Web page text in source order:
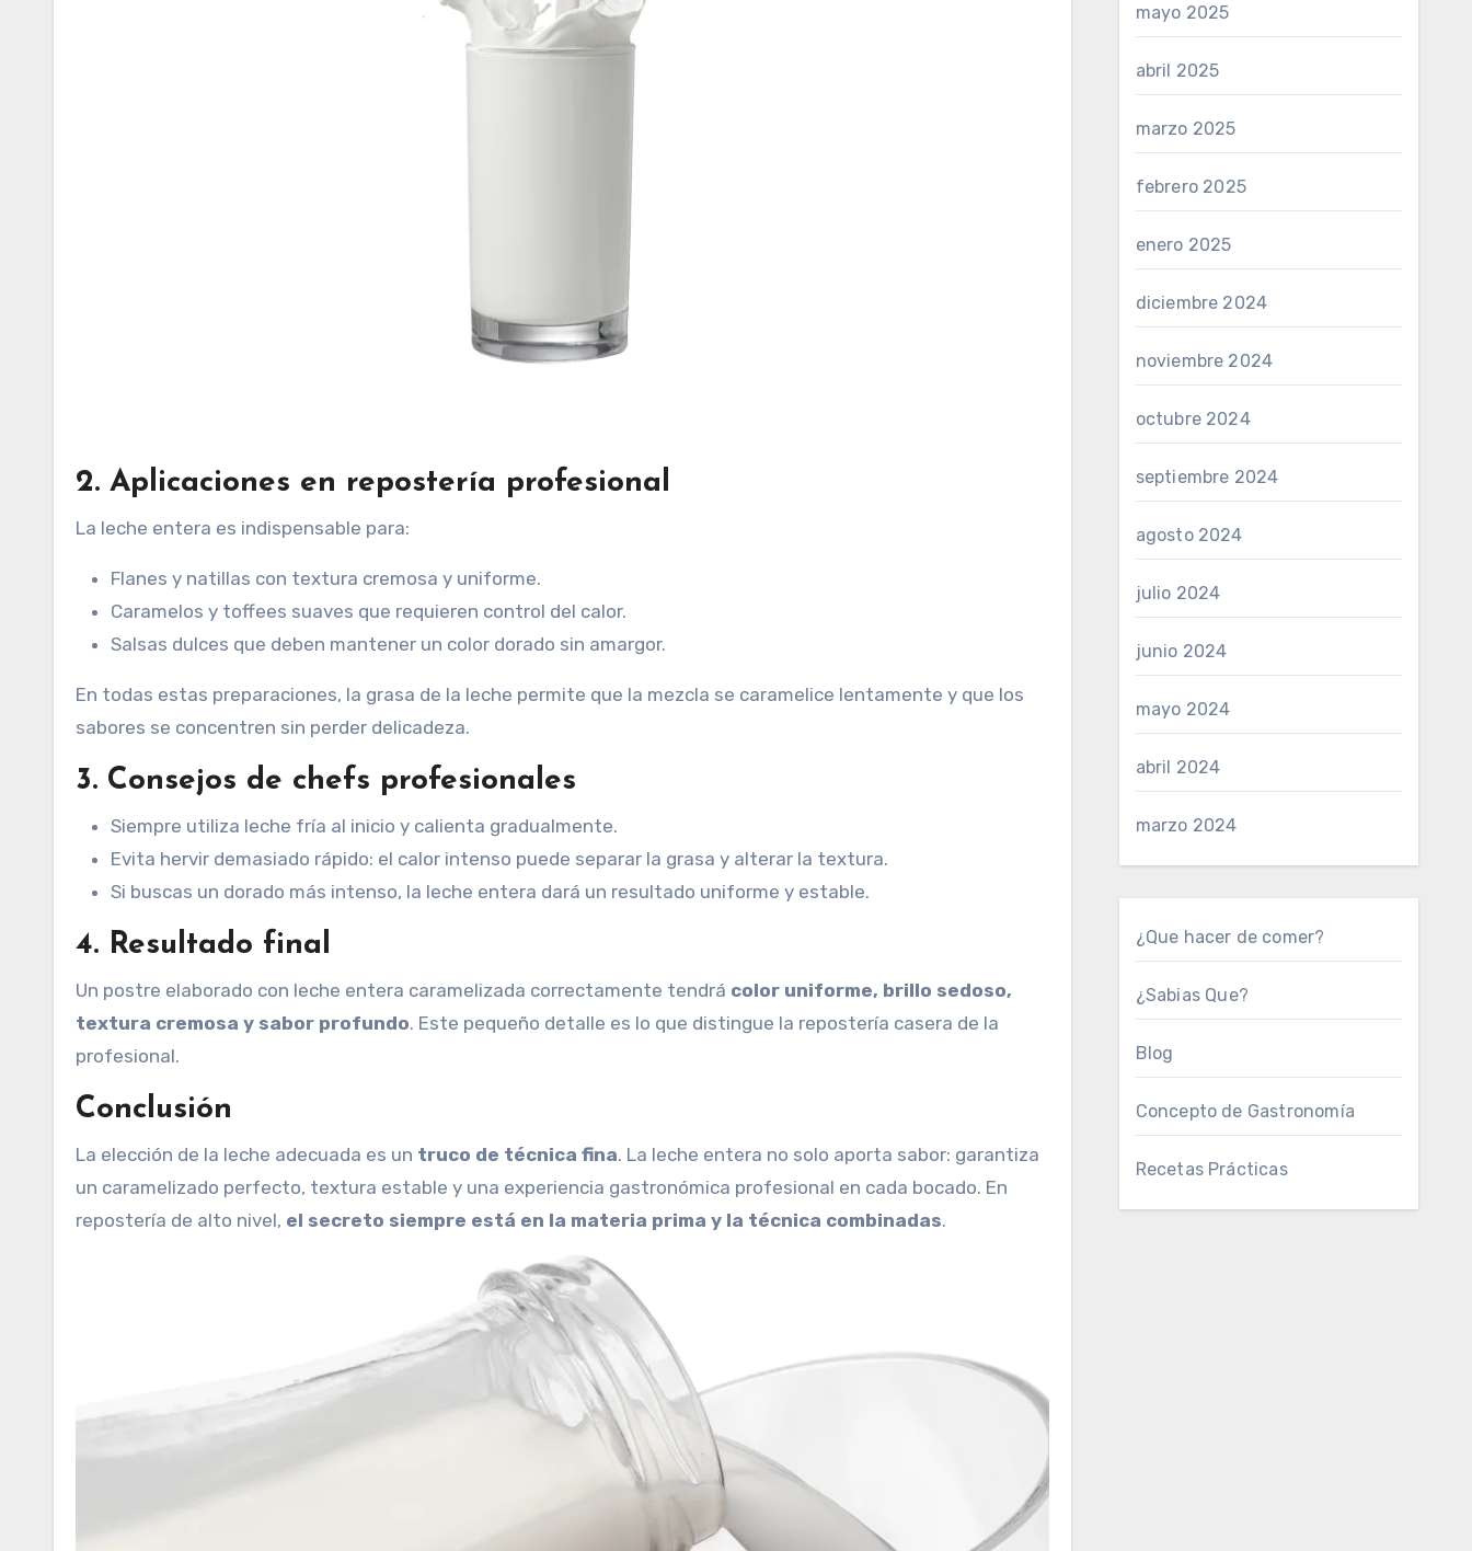
2. Aplicaciones en repostería profesional
La leche entera es indispensable para:
Flanes y natillas con textura cremosa y uniforme.
Caramelos y toffees suaves que requieren control del calor.
Salsas dulces que deben mantener un color dorado sin amargor.
En todas estas preparaciones, la grasa de la leche permite que la mezcla se caramelice lentamente y que los
sabores se concentren sin perder delicadeza.
3. Consejos de chefs profesionales
Siempre utiliza leche fría al inicio y calienta gradualmente.
Evita hervir demasiado rápido: el calor intenso puede separar la grasa y alterar la textura.
Si buscas un dorado más intenso, la leche entera dará un resultado uniforme y estable.
4. Resultado final
Un postre elaborado con leche entera caramelizada correctamente tendrá color uniforme, brillo sedoso,
textura cremosa y sabor profundo. Este pequeño detalle es lo que distingue la repostería casera de la
profesional.
Conclusión
La elección de la leche adecuada es un truco de técnica fina. La leche entera no solo aporta sabor: garantiza
un caramelizado perfecto, textura estable y una experiencia gastronómica profesional en cada bocado. En
repostería de alto nivel, el secreto siempre está en la materia prima y la técnica combinadas.
mayo 2025
abril 2025
marzo 2025
febrero 2025
enero 2025
diciembre 2024
noviembre 2024
octubre 2024
septiembre 2024
agosto 2024
julio 2024
junio 2024
mayo 2024
abril 2024
marzo 2024
¿Que hacer de comer?
¿Sabias Que?
Blog
Concepto de Gastronomía
Recetas Prácticas